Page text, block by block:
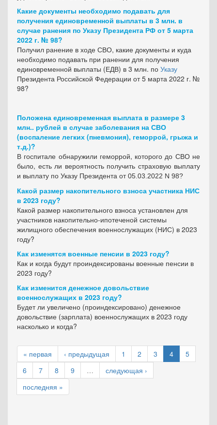
Какие документы необходимо подавать для
получения единовременной выплаты в 3 млн. в
случае ранения по Указу Президента РФ от 5 марта
2022 г. № 98?
Получил ранение в ходе СВО, какие документы и куда
необходимо подавать при ранении для получения
единовременной выплаты (ЕДВ) в 3 млн. по Указу
Президента Российской Федерации от 5 марта 2022 г. №
98?
Положена единовременная выплата в размере 3
млн.. рублей в случае заболевания на СВО
(воспаление легких (пневмония), геморрой, грыжа и
т.д.)?
В госпитале обнаружили геморрой, которого до СВО не
было, есть ли вероятность получить страховую выплату
и выплату по Указу Президента от 05.03.2022 N 98?
Какой размер накопительного взноса участника НИС
в 2023 году?
Какой размер накопительного взноса установлен для
участников накопительно-ипотеченой системы
жилищного обеспечения военнослужащих (НИС) в 2023
году?
Как изменятся военные пенсии в 2023 году?
Как и когда будут проиндексированы военные пенсии в
2023 году?
Как изменится денежное довольствие
военнослужащих в 2023 году?
Будет ли увеличено (проиндексировано) денежное
довольствие (зарплата) военнослужащих в 2023 году
насколько и когда?
« первая ‹ предыдущая 1 2 3 4
5
6
7 8 9 …
следующая ›
последняя »